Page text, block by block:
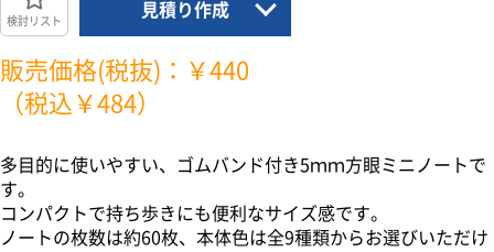
検討リスト
見積り作成
販売価格(税抜)：￥440
（税込￥484）
多目的に使いやすい、ゴムバンド付き5ｍｍ方眼ミニノートで
す。
コンパクトで持ち歩きにも便利なサイズ感です。
ノートの枚数は約60枚、本体色は全9種類からお選びいただけ